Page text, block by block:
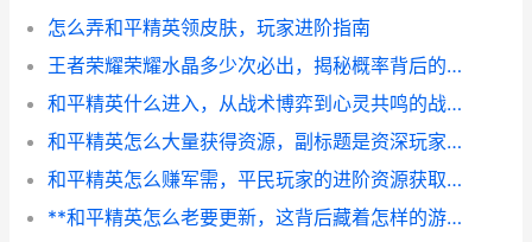
怎么弄和平精英领皮肤，玩家进阶指南
王者荣耀荣耀水晶多少次必出，揭秘概率背后的坚持与惊喜
和平精英什么进入，从战术博弈到心灵共鸣的战场之旅，副标题，一局游戏的万千世界
和平精英怎么大量获得资源，副标题是资深玩家的高效积累指南
和平精英怎么赚军需，平民玩家的进阶资源获取指南，副标题，精打细算巧积累非酋也能变欧皇
**和平精英怎么老要更新，这背后藏着怎样的游戏生存法则**